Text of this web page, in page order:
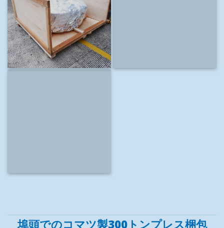
埠頭でのコマツ製300トンプレス梱包